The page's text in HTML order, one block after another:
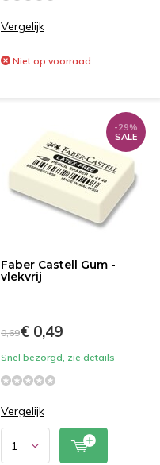
Vergelijk
Niet op voorraad
Faber Castell Gum -
vlekvrij
-29%
SALE
0,69€ 0,49
Snel bezorgd, zie details
Vergelijk